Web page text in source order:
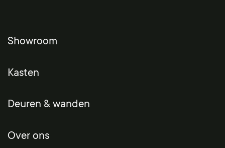
Showroom
Kasten
Deuren & wanden
Over ons